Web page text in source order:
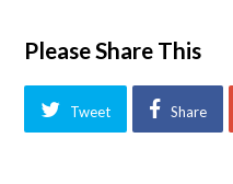
Please Share This
Tweet Share